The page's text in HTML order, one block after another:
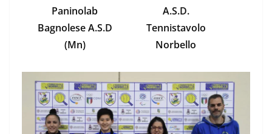
Paninolab
Bagnolese A.S.D
(Mn)
A.S.D.
Tennistavolo
Norbello